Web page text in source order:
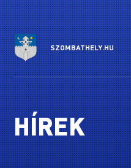
SZOMBATHELY.HU
HÍREK